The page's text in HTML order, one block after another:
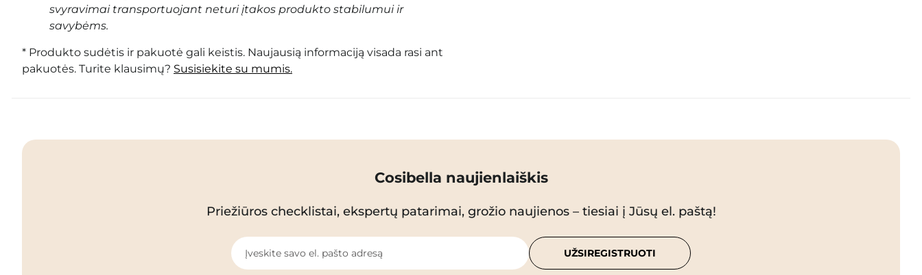
svyravimai transportuojant neturi įtakos produkto stabilumui ir
savybėms.
* Produkto sudėtis ir pakuotė gali keistis. Naujausią informaciją visada rasi ant
pakuotės. Turite klausimų? Susisiekite su mumis.
Cosibella naujienlaiškis
Priežiūros checklistai, ekspertų patarimai, grožio naujienos – tiesiai į Jūsų el. paštą!
Įveskite savo el. pašto adresą UŽSIREGISTRUOTI